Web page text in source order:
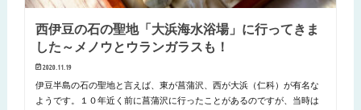
西伊豆の石の聖地「大浜海水浴場」に行ってきま
した～メノウとウランガラスも！
2020.11.19
伊豆半島の石の聖地と言えば、東が菖蒲沢、西が大浜（仁科）が有名な
ようです。１０年近く前に菖蒲沢に行ったことがあるのですが、当時は